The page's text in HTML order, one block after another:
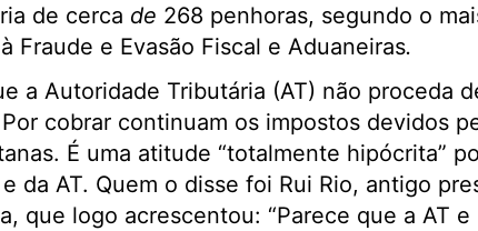
de cerca de 268 penhoras, segundo o
Fraude e Evasão Fiscal e Aduaneiras.
a Autoridade Tributária (AT) não proceda
cobrar continuam os impostos devidos
É uma atitude “totalmente hipócrita”
da AT. Quem o disse foi Rui Rio, antigo
que logo acrescentou: “Parece que a AT